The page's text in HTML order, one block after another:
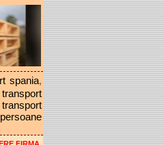
spania,
transport
transport